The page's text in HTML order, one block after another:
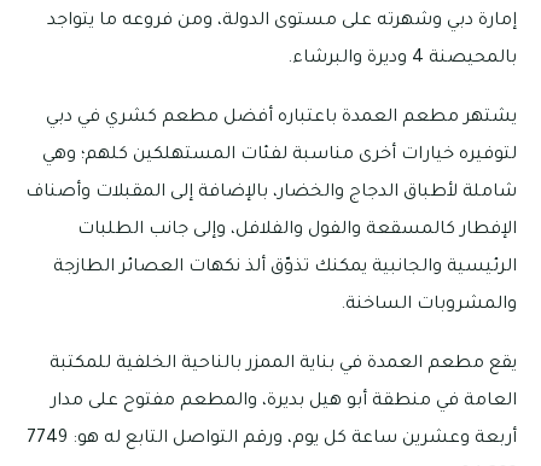
إمارة دبي وشهرته على مستوى الدولة، ومن فروعه ما يتواجد
بالمحيصنة 4 وديرة والبرشاء.
يشتهر مطعم العمدة باعتباره أفضل مطعم كشري في دبي
لتوفيره خيارات أخرى مناسبة لفئات المستهلكين كلهم؛ وهي
شاملة لأطباق الدجاج والخضار، بالإضافة إلى المقبلات وأصناف
الإفطار كالمسقعة والفول والفلافل، وإلى جانب الطلبات
الرئيسية والجانبية يمكنك تذوّق ألذ نكهات العصائر الطازجة
والمشروبات الساخنة.
يقع مطعم العمدة في بناية الممزر بالناحية الخلفية للمكتبة
العامة في منطقة أبو هيل بديرة، والمطعم مفتوح على مدار
أربعة وعشرين ساعة كل يوم، ورقم التواصل التابع له هو: 7749